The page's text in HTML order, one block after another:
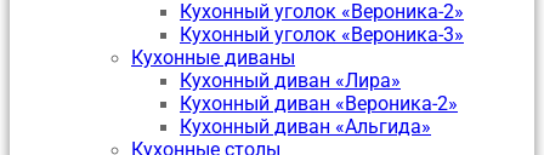
Кухонный уголок «Вероника-2»
Кухонный уголок «Вероника-3»
Кухонные диваны
Кухонный диван «Лира»
Кухонный диван «Вероника-2»
Кухонный диван «Альгида»
Кухонные столы